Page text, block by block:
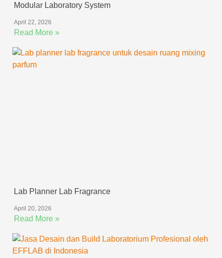
Modular Laboratory System
April 22, 2026
Read More »
Lab Planner Lab Fragrance
April 20, 2026
Read More »